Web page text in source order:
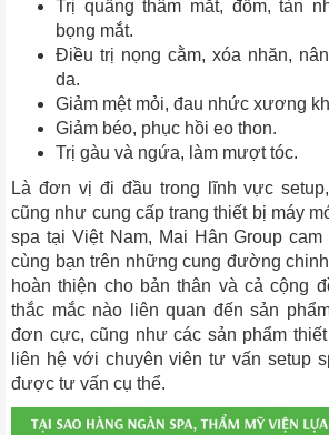
Trị quầng thâm mắt, đốm, tàn
bọng mắt.
Điều trị nọng cằm, xóa nhăn,
da.
Giảm mệt mỏi, đau nhức xương
Giảm béo, phục hồi eo thon.
Trị gàu và ngứa, làm mượt tóc.
Là đơn vị đi đầu trong lĩnh vực
cũng như cung cấp trang thiết bị máy
spa tại Việt Nam, Mai Hân Group
cùng bạn trên những cung đường
hoàn thiện cho bản thân và cả cộng
thắc mắc nào liên quan đến sản
đơn cực, cũng như các sản phẩm
liên hệ với chuyên viên tư vấn setup
được tư vấn cụ thể.